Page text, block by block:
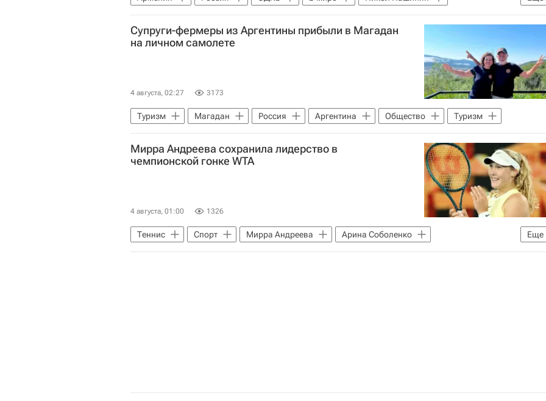
Сергей Лавров
Москва
Супруги-фермеры из Аргентины прибыли в Магадан
на личном самолете
4 августа, 02:27 3173
Туризм Магадан Россия Аргентина Общество Туризм
Мирра Андреева сохранила лидерство в
чемпионской гонке WTA
4 августа, 01:00 1326
Еще
Теннис Спорт Мирра Андреева
Арина Соболенко
Женская теннисная ассоциация (WTA)